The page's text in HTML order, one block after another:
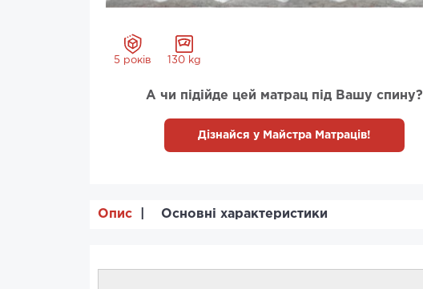
5 років 130 kg
А чи підійде цей матрац під Вашу спину?
Дізнайся у Майстра Матраців!
Опис Основні характеристики